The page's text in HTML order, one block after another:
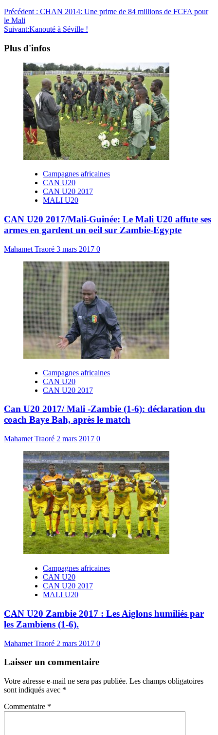
Précédent : CHAN 2014: Une prime de 84 millions de FCFA pour
le Mali
Suivant:Kanouté à Séville !
Plus d'infos
Campagnes africaines
CAN U20
CAN U20 2017
MALI U20
CAN U20 2017/Mali-Guinée: Le Mali U20 affute ses
armes en gardent un oeil sur Zambie-Egypte
Mahamet Traoré 3 mars 2017 0
Campagnes africaines
CAN U20
CAN U20 2017
Can U20 2017/ Mali -Zambie (1-6): déclaration du
coach Baye Bah, après le match
Mahamet Traoré 2 mars 2017 0
Campagnes africaines
CAN U20
CAN U20 2017
MALI U20
CAN U20 Zambie 2017 : Les Aiglons humiliés par
les Zambiens (1-6).
Mahamet Traoré 2 mars 2017 0
Laisser un commentaire
Votre adresse e-mail ne sera pas publiée. Les champs obligatoires
sont indiqués avec *
Commentaire *